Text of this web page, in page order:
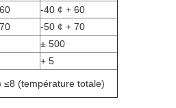
-40 ¢ + 60
-50 ¢ + 70
± 500
+ 5
(température totale)